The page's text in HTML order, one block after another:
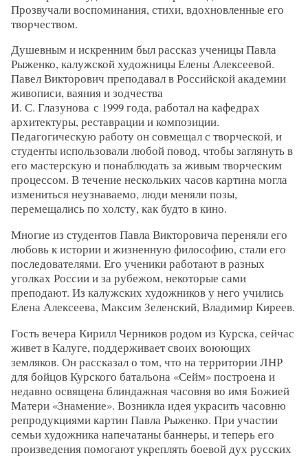
Прозвучали воспоминания, стихи, вдохновленные его
творчеством.
Душевным и искренним был рассказ ученицы Павла
Рыженко, калужской художницы Елены Алексеевой.
Павел Викторович преподавал в Российской академии
живописи, ваяния и зодчества
И. С. Глазунова с 1999 года, работал на кафедрах
архитектуры, реставрации и композиции.
Педагогическую работу он совмещал с творческой, и
студенты использовали любой повод, чтобы заглянуть в
его мастерскую и понаблюдать за живым творческим
процессом. В течение нескольких часов картина могла
измениться неузнаваемо, люди меняли позы,
перемещались по холсту, как будто в кино.
Многие из студентов Павла Викторовича переняли его
любовь к истории и жизненную философию, стали его
последователями. Его ученики работают в разных
уголках России и за рубежом, некоторые сами
преподают. Из калужских художников у него учились
Елена Алексеева, Максим Зеленский, Владимир Киреев.
Гость вечера Кирилл Черников родом из Курска, сейчас
живет в Калуге, поддерживает своих воюющих
земляков. Он рассказал о том, что на территории ЛНР
для бойцов Курского батальона «Сейм» построена и
недавно освящена блиндажная часовня во имя Божией
Матери «Знамение». Возникла идея украсить часовню
репродукциями картин Павла Рыженко. При участии
семьи художника напечатаны баннеры, и теперь его
произведения помогают укреплять боевой дух русских